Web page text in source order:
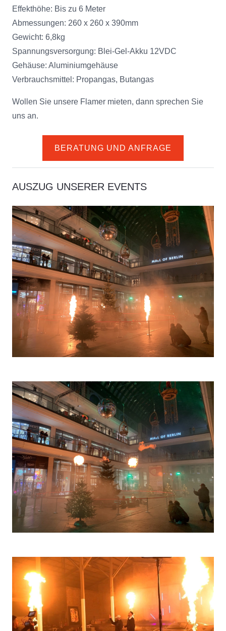
Effekthöhe: Bis zu 6 Meter
Abmessungen: 260 x 260 x 390mm
Gewicht: 6,8kg
Spannungsversorgung: Blei-Gel-Akku 12VDC
Gehäuse: Aluminiumgehäuse
Verbrauchsmittel: Propangas, Butangas
Wollen Sie unsere Flamer mieten, dann sprechen Sie
uns an.
BERATUNG UND ANFRAGE
AUSZUG UNSERER EVENTS